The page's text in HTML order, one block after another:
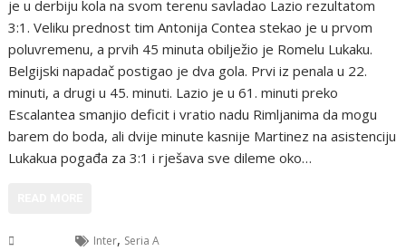
je u derbiju kola na svom terenu savladao Lazio rezultatom
3:1. Veliku prednost tim Antonija Contea stekao je u prvom
poluvremenu, a prvih 45 minuta obilježio je Romelu Lukaku.
Belgijski napadač postigao je dva gola. Prvi iz penala u 22.
minuti, a drugi u 45. minuti. Lazio je u 61. minuti preko
Escalantea smanjio deficit i vratio nadu Rimljanima da mogu
barem do boda, ali dvije minute kasnije Martinez na asistenciju
Lukakua pogađa za 3:1 i rješava sve dileme oko…
Inter, Seria A